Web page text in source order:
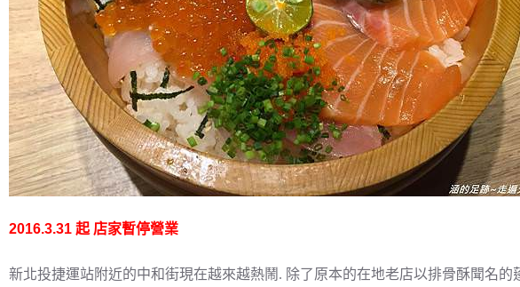
2016.3.31 起 店家暫停營業
新北投捷運站附近的中和街現在越來越熱鬧. 除了原本的在地老店以排骨酥聞名的